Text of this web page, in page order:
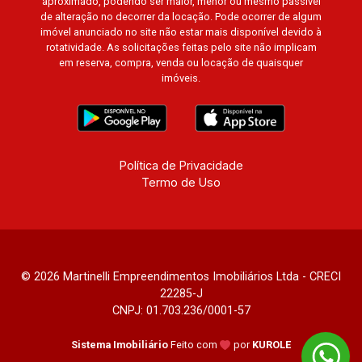
Quinta do Golfe. Avenida João Fiúsa, 1051 - Alto
da Boa Vista | Ribeirão Preto.
de alteração no decorrer da locação. Pode ocorrer de algum
imóvel anunciado no site não estar mais disponível devido à
rotatividade. As solicitações feitas pelo site não implicam
em reserva, compra, venda ou locação de quaisquer
imóveis.
Política de Privacidade
Termo de Uso
© 2026 Martinelli Empreendimentos Imobiliários Ltda - CRECI
22285-J
CNPJ: 01.703.236/0001-57
Sistema Imobiliário Feito com por KUROLE